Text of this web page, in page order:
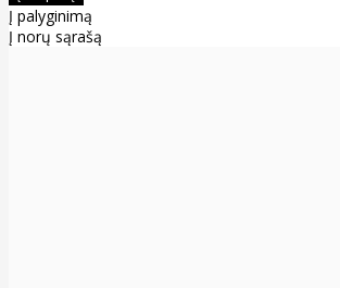
Į palyginimą
Į norų sąrašą